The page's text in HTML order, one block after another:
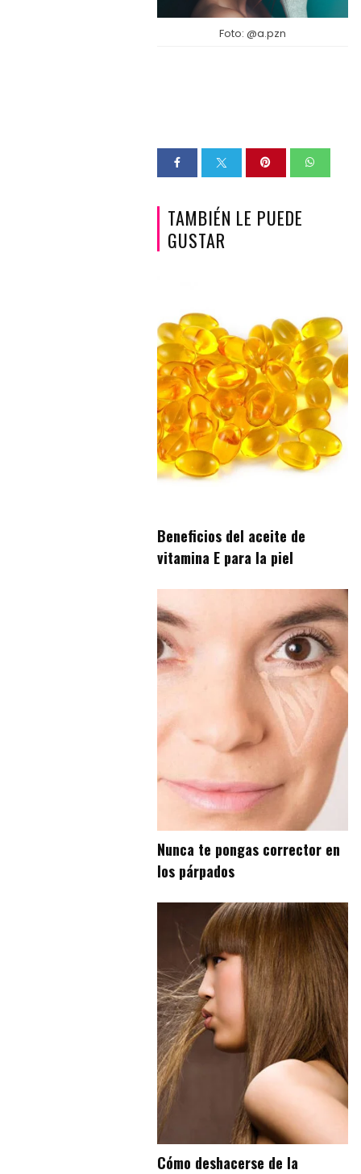
Foto: @a.pzn
TAMBIÉN LE PUEDE
GUSTAR
Beneficios del aceite de
vitamina E para la piel
Nunca te pongas corrector en
los párpados
Cómo deshacerse de la